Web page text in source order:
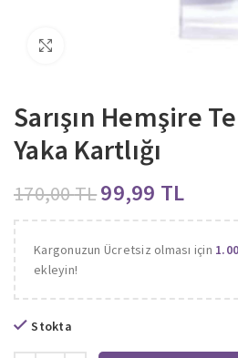
Sarışın Hemşire
Yaka Kartlığı
170,00TL99,99 TL
Kargonuzun Ücretsiz olması için
ekleyin!
Stokta